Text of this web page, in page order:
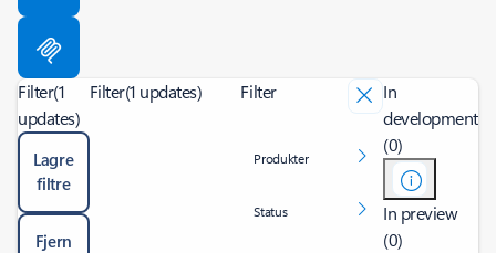
Filter(1
updates)
Lagre
filtre
Fjern
Filter(1 updates) Filter
Produkter
Status
In
development
(0)
In preview
(0)